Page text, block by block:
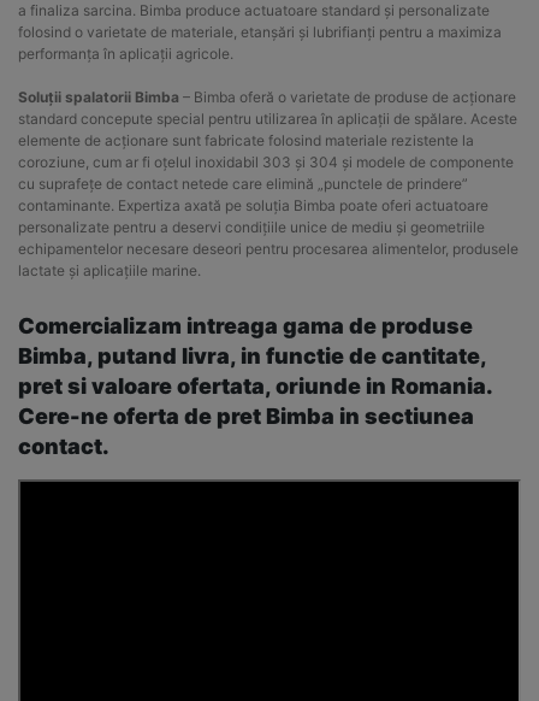
a finaliza sarcina. Bimba produce actuatoare standard și personalizate
folosind o varietate de materiale, etanșări și lubrifianți pentru a maximiza
performanța în aplicații agricole.
Soluții spalatorii Bimba – Bimba oferă o varietate de produse de acționare
standard concepute special pentru utilizarea în aplicații de spălare. Aceste
elemente de acționare sunt fabricate folosind materiale rezistente la
coroziune, cum ar fi oțelul inoxidabil 303 și 304 și modele de componente
cu suprafețe de contact netede care elimină „punctele de prindere”
contaminante. Expertiza axată pe soluția Bimba poate oferi actuatoare
personalizate pentru a deservi condițiile unice de mediu și geometriile
echipamentelor necesare deseori pentru procesarea alimentelor, produsele
lactate și aplicațiile marine.
Comercializam intreaga gama de produse
Bimba, putand livra, in functie de cantitate,
pret si valoare ofertata, oriunde in Romania.
Cere-ne oferta de pret Bimba in sectiunea
contact.